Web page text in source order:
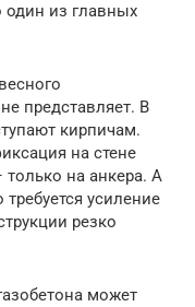
один из главных
представляет. В
кирпичам.
на стене
на анкера. А
требуется усиление
резко
может